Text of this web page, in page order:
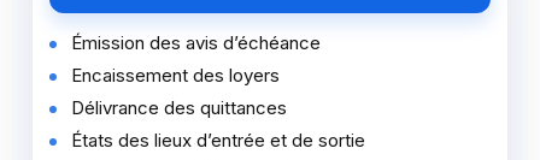
Émission des avis d’échéance
Encaissement des loyers
Délivrance des quittances
États des lieux d’entrée et de sortie